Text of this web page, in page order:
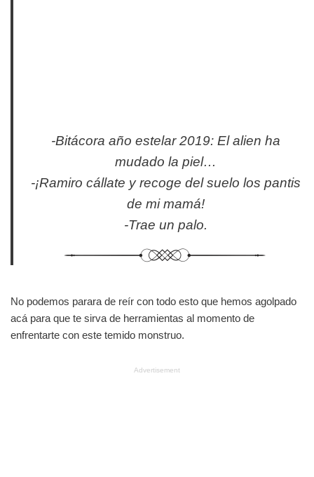
-Bitácora año estelar 2019: El alien ha
mudado la piel…
-¡Ramiro cállate y recoge del suelo los pantis
de mi mamá!
-Trae un palo.
No podemos parara de reír con todo esto que hemos agolpado
acá para que te sirva de herramientas al momento de
enfrentarte con este temido monstruo.
Advertisement